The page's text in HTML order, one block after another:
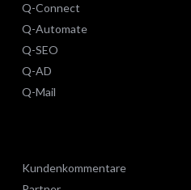
Q-Connect
Q-Automate
Q-SEO
Q-AD
Q-Mail
Kundenkommentare